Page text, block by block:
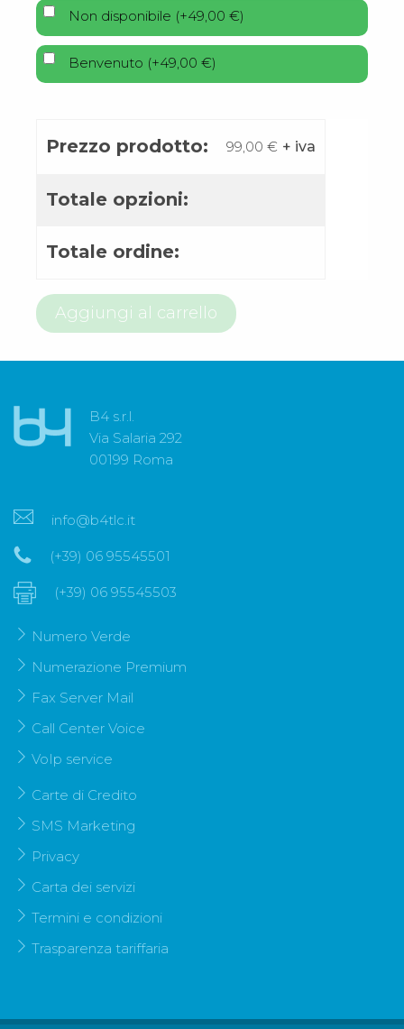
Non disponibile (+49,00 €)
Benvenuto (+49,00 €)
Prezzo prodotto: 99,00 € + iva
Totale opzioni:
Totale ordine:
800
97
Aggiungi al carrello
B4 s.r.l.
Via Salaria 292
00199 Roma
info@b4tlc.it
(+39) 06 95545501
(+39) 06 95545503
Numero Verde
Numerazione Premium
Fax Server Mail
Call Center Voice
VoIp service
Carte di Credito
SMS Marketing
Privacy
Carta dei servizi
Termini e condizioni
Trasparenza tariffaria